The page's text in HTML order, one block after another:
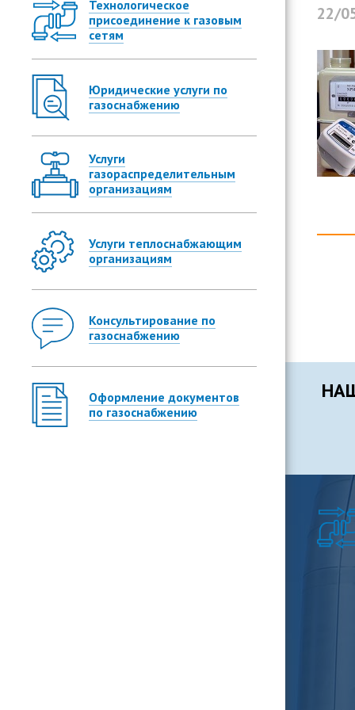
Технологическое
присоединение к газовым
сетям
Юридические услуги по
газоснабжению
Услуги
газораспределительным
организациям
Услуги теплоснабжающим
организациям
Консультирование по
газоснабжению
Оформление документов
по газоснабжению
22/